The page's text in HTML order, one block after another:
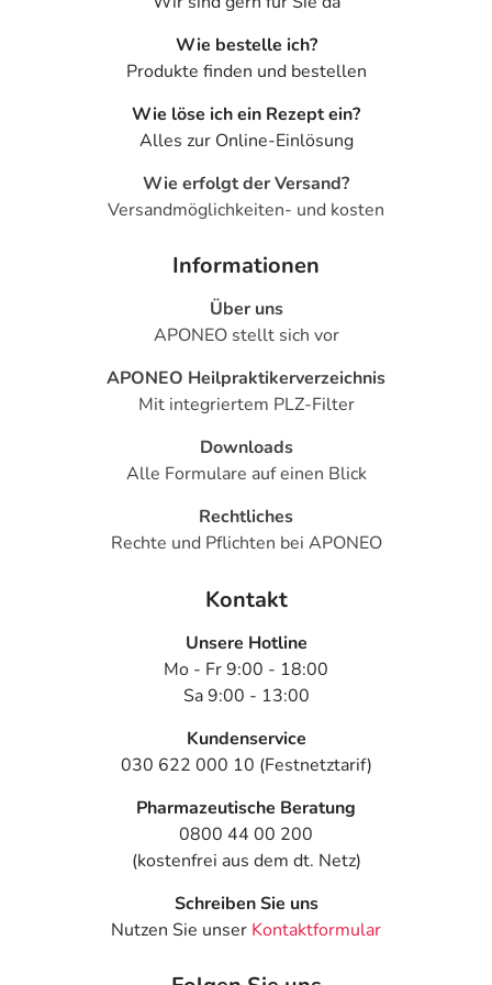
Wie bestelle ich?
Produkte finden und bestellen
Wie löse ich ein Rezept ein?
Alles zur Online-Einlösung
Wie erfolgt der Versand?
Versandmöglichkeiten- und kosten
Informationen
Über uns
APONEO stellt sich vor
APONEO Heilpraktikerverzeichnis
Mit integriertem PLZ-Filter
Downloads
Alle Formulare auf einen Blick
Rechtliches
Rechte und Pflichten bei APONEO
Kontakt
Unsere Hotline
Mo - Fr 9:00 - 18:00
Sa 9:00 - 13:00
Kundenservice
030 622 000 10 (Festnetztarif)
Pharmazeutische Beratung
0800 44 00 200
(kostenfrei aus dem dt. Netz)
Schreiben Sie uns
Nutzen Sie unser Kontaktformular